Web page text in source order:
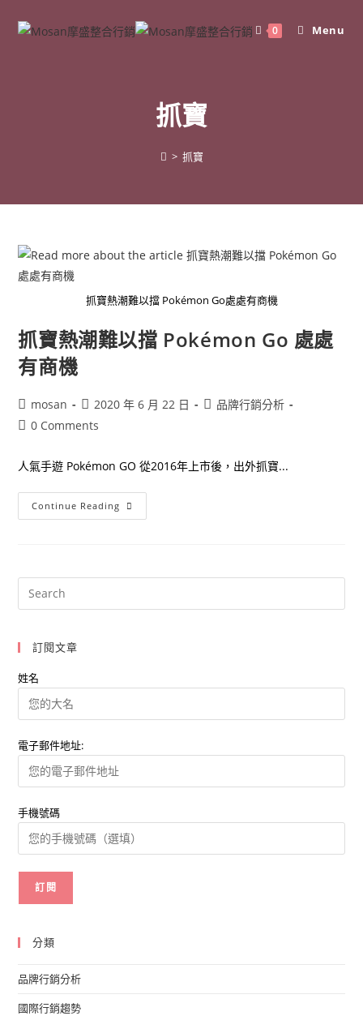
0 Menu
抓寶
> 抓寶
抓寶熱潮難以擋 Pokémon Go處處有商機
抓寶熱潮難以擋 Pokémon Go 處處
有商機
Post
author:
mosan
Post
published:
2020 年 6 月 22 日
Post品牌行銷分析
Post0 Comments
人氣手遊 Pokémon GO 從2016年上市後，出外抓寶...
Continue Reading 抓
寶
處
訂閱文章
姓名
電子郵件地址:
手機號碼
分類
品牌行銷分析
國際行銷趨勢